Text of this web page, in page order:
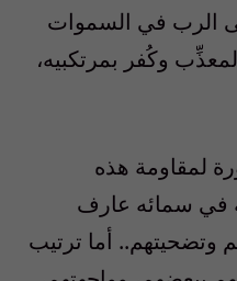
الرب في السموات
وكُفر بمرتكبيه،
لمقاومة هذه
في سمائه عارف
أما ترتيب